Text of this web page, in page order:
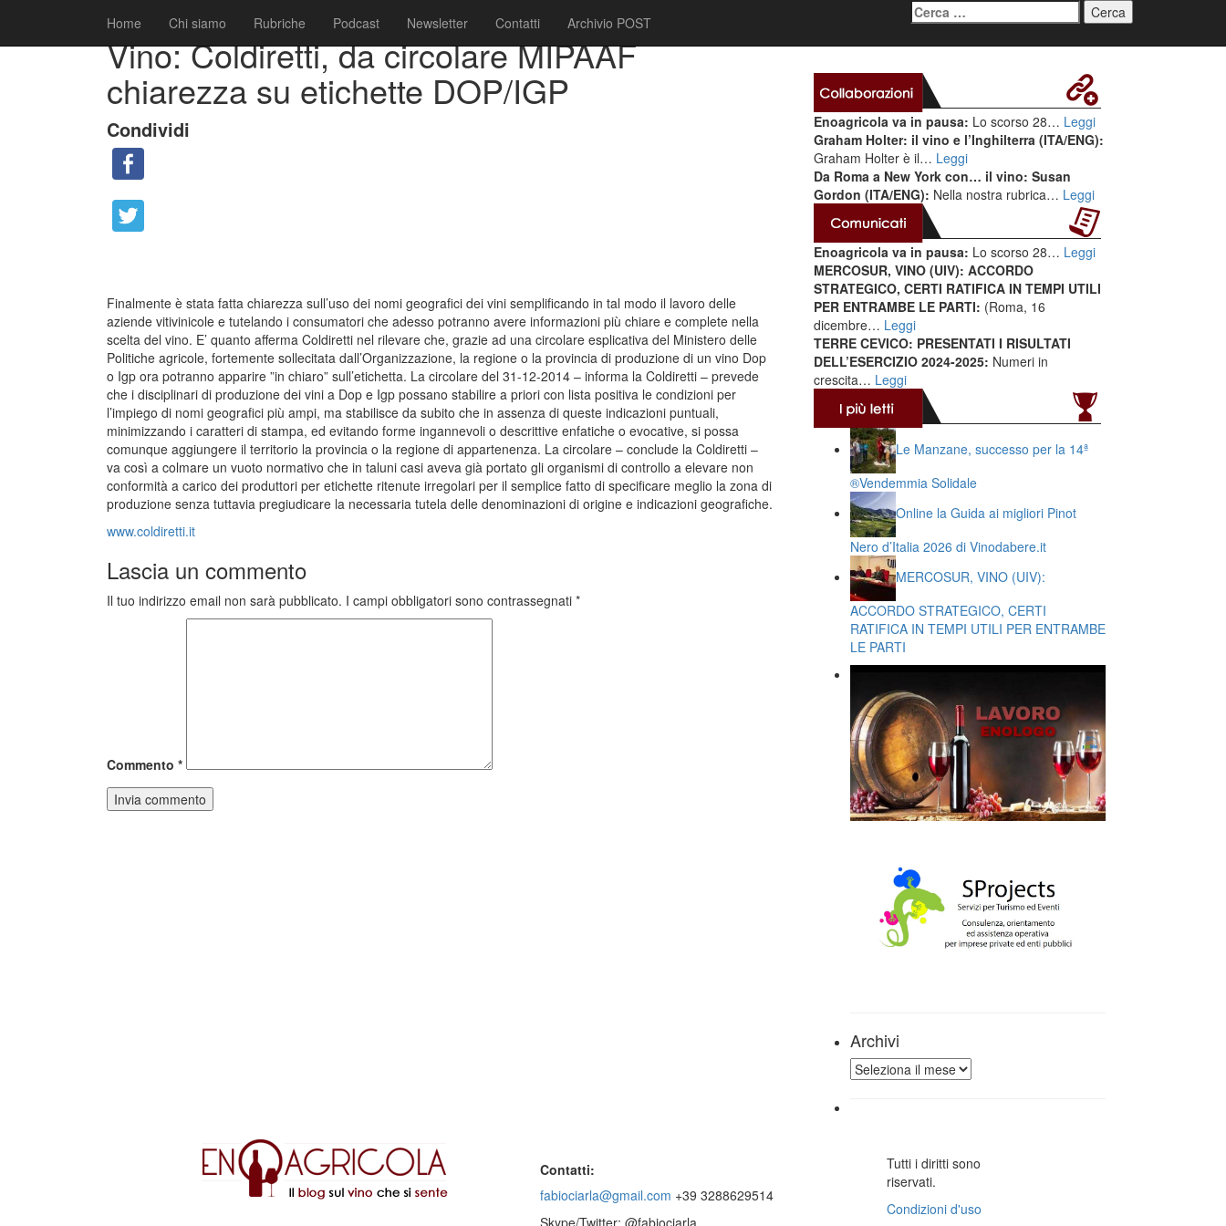
Home Chi siamo Rubriche Podcast Newsletter Contatti Archivio POST
Ricerca
per:
Vino: Coldiretti, da circolare MIPAAF
chiarezza su etichette DOP/IGP
Condividi
Finalmente è stata fatta chiarezza sull’uso dei nomi geografici dei vini semplificando in tal modo il lavoro delle
aziende vitivinicole e tutelando i consumatori che adesso potranno avere informazioni più chiare e complete nella
scelta del vino. E’ quanto afferma Coldiretti nel rilevare che, grazie ad una circolare esplicativa del Ministero delle
Politiche agricole, fortemente sollecitata dall’Organizzazione, la regione o la provincia di produzione di un vino Dop
o Igp ora potranno apparire ”in chiaro” sull’etichetta. La circolare del 31-12-2014 – informa la Coldiretti – prevede
che i disciplinari di produzione dei vini a Dop e Igp possano stabilire a priori con lista positiva le condizioni per
l’impiego di nomi geografici più ampi, ma stabilisce da subito che in assenza di queste indicazioni puntuali,
minimizzando i caratteri di stampa, ed evitando forme ingannevoli o descrittive enfatiche o evocative, si possa
comunque aggiungere il territorio la provincia o la regione di appartenenza. La circolare – conclude la Coldiretti –
va così a colmare un vuoto normativo che in taluni casi aveva già portato gli organismi di controllo a elevare non
conformità a carico dei produttori per etichette ritenute irregolari per il semplice fatto di specificare meglio la zona di
produzione senza tuttavia pregiudicare la necessaria tutela delle denominazioni di origine e indicazioni geografiche.
www.coldiretti.it
Lascia un commento
Il tuo indirizzo email non sarà pubblicato. I campi obbligatori sono contrassegnati *
Commento *
Enoagricola va in pausa: Lo scorso 28… Leggi
Graham Holter: il vino e l’Inghilterra (ITA/ENG):
Graham Holter è il… Leggi
Da Roma a New York con… il vino: Susan
Gordon (ITA/ENG): Nella nostra rubrica… Leggi
Enoagricola va in pausa: Lo scorso 28… Leggi
MERCOSUR, VINO (UIV): ACCORDO
STRATEGICO, CERTI RATIFICA IN TEMPI UTILI
PER ENTRAMBE LE PARTI: (Roma, 16
dicembre… Leggi
TERRE CEVICO: PRESENTATI I RISULTATI
DELL’ESERCIZIO 2024-2025: Numeri in
crescita… Leggi
Le Manzane, successo per la 14ª
®️Vendemmia Solidale
Online la Guida ai migliori Pinot
Nero d’Italia 2026 di Vinodabere.it
MERCOSUR, VINO (UIV):
ACCORDO STRATEGICO, CERTI
RATIFICA IN TEMPI UTILI PER ENTRAMBE
LE PARTI
Archivi
Archivi
Contatti:
fabiociarla@gmail.com +39 3288629514
Skype/Twitter: @fabiociarla
Tutti i diritti sono
riservati.
Condizioni d'uso